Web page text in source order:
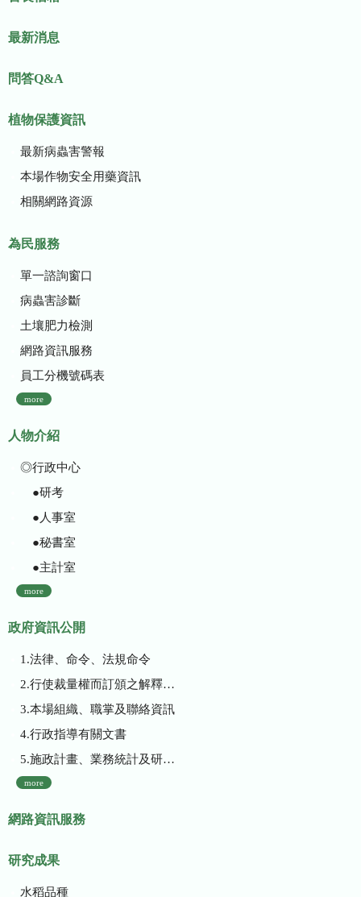
最新消息
問答Q&A
植物保護資訊
最新病蟲害警報
本場作物安全用藥資訊
相關網路資源
為民服務
單一諮詢窗口
病蟲害診斷
土壤肥力檢測
網路資訊服務
員工分機號碼表
more
人物介紹
◎行政中心
●研考
●人事室
●秘書室
●主計室
more
政府資訊公開
1.法律、命令、法規命令
2.行使裁量權而訂頒之解釋性規定及裁量基準
3.本場組織、職掌及聯絡資訊
4.行政指導有關文書
5.施政計畫、業務統計及研究報告
more
網路資訊服務
研究成果
水稻品種